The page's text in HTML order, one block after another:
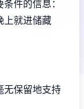
件的信息：
上就进储藏
无保留地支持